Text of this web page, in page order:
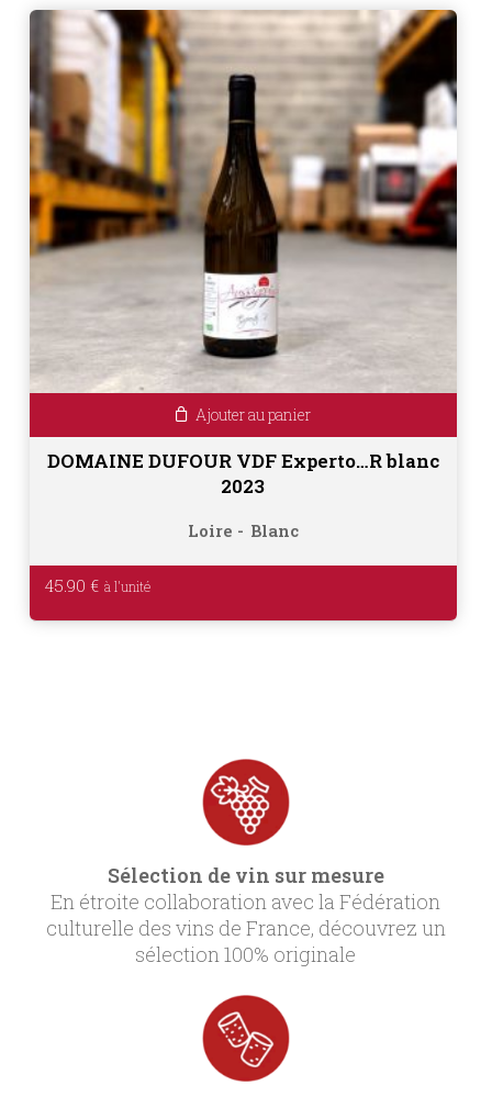
Ajouter au panier
DOMAINE DUFOUR VDF Experto…R blanc
2023
Loire Blanc
45.90 €
Sélection de vin sur mesure
En étroite collaboration avec la Fédération
culturelle des vins de France, découvrez un
sélection 100% originale